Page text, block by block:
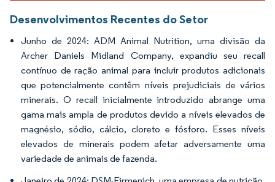
Desenvolvimentos Recentes do Setor
Junho de 2024: ADM Animal Nutrition, uma divisão da
Archer Daniels Midland Company, expandiu seu recall
contínuo de ração animal para incluir produtos adicionais
que potencialmente contêm níveis prejudiciais de vários
minerais. O recall inicialmente introduzido abrange uma
gama mais ampla de produtos devido a níveis elevados de
magnésio, sódio, cálcio, cloreto e fósforo. Esses níveis
elevados de minerais podem afetar adversamente uma
variedade de animais de fazenda.